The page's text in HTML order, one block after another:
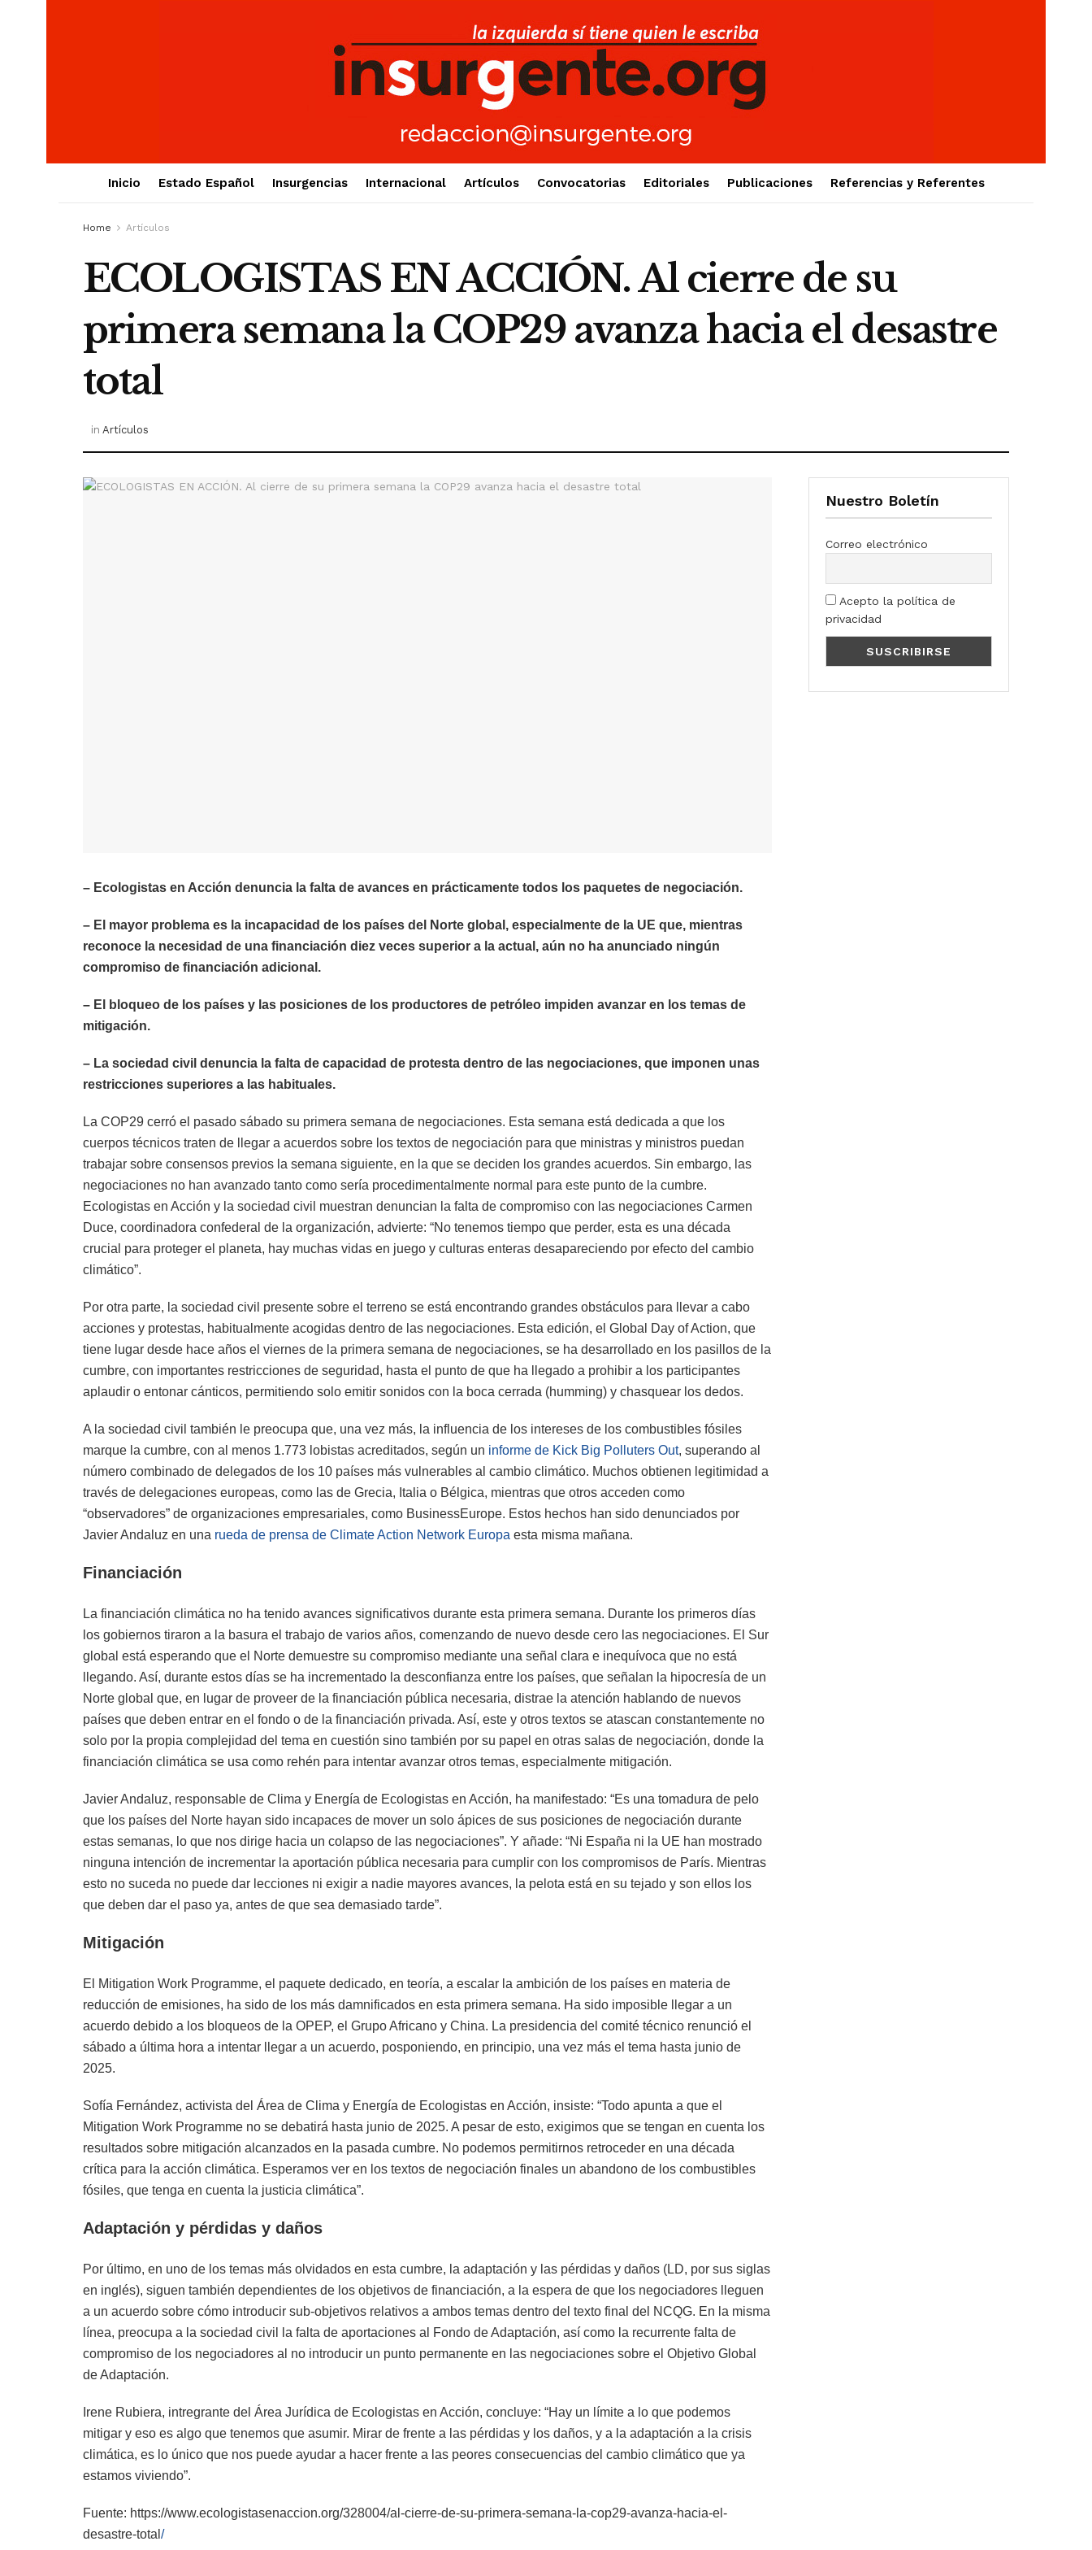
Inicio Estado Español Insurgencias Internacional Artículos Convocatorias Editoriales Publicaciones Referencias y Referentes
Home Artículos
ECOLOGISTAS EN ACCIÓN. Al cierre de su
primera semana la COP29 avanza hacia el desastre
total
in Artículos
– Ecologistas en Acción denuncia la falta de avances en prácticamente todos los paquetes de negociación.
– El mayor problema es la incapacidad de los países del Norte global, especialmente de la UE que, mientras
reconoce la necesidad de una financiación diez veces superior a la actual, aún no ha anunciado ningún
compromiso de financiación adicional.
– El bloqueo de los países y las posiciones de los productores de petróleo impiden avanzar en los temas de
mitigación.
– La sociedad civil denuncia la falta de capacidad de protesta dentro de las negociaciones, que imponen unas
restricciones superiores a las habituales.
La COP29 cerró el pasado sábado su primera semana de negociaciones. Esta semana está dedicada a que los
cuerpos técnicos traten de llegar a acuerdos sobre los textos de negociación para que ministras y ministros puedan
trabajar sobre consensos previos la semana siguiente, en la que se deciden los grandes acuerdos. Sin embargo, las
negociaciones no han avanzado tanto como sería procedimentalmente normal para este punto de la cumbre.
Ecologistas en Acción y la sociedad civil muestran denuncian la falta de compromiso con las negociaciones Carmen
Duce, coordinadora confederal de la organización, advierte: “No tenemos tiempo que perder, esta es una década
crucial para proteger el planeta, hay muchas vidas en juego y culturas enteras desapareciendo por efecto del cambio
climático”.
Por otra parte, la sociedad civil presente sobre el terreno se está encontrando grandes obstáculos para llevar a cabo
acciones y protestas, habitualmente acogidas dentro de las negociaciones. Esta edición, el Global Day of Action, que
tiene lugar desde hace años el viernes de la primera semana de negociaciones, se ha desarrollado en los pasillos de la
cumbre, con importantes restricciones de seguridad, hasta el punto de que ha llegado a prohibir a los participantes
aplaudir o entonar cánticos, permitiendo solo emitir sonidos con la boca cerrada (humming) y chasquear los dedos.
A la sociedad civil también le preocupa que, una vez más, la influencia de los intereses de los combustibles fósiles
marque la cumbre, con al menos 1.773 lobistas acreditados, según un informe de Kick Big Polluters Out, superando al
número combinado de delegados de los 10 países más vulnerables al cambio climático. Muchos obtienen legitimidad a
través de delegaciones europeas, como las de Grecia, Italia o Bélgica, mientras que otros acceden como
“observadores” de organizaciones empresariales, como BusinessEurope. Estos hechos han sido denunciados por
Javier Andaluz en una rueda de prensa de Climate Action Network Europa esta misma mañana.
Financiación
La financiación climática no ha tenido avances significativos durante esta primera semana. Durante los primeros días
los gobiernos tiraron a la basura el trabajo de varios años, comenzando de nuevo desde cero las negociaciones. El Sur
global está esperando que el Norte demuestre su compromiso mediante una señal clara e inequívoca que no está
llegando. Así, durante estos días se ha incrementado la desconfianza entre los países, que señalan la hipocresía de un
Norte global que, en lugar de proveer de la financiación pública necesaria, distrae la atención hablando de nuevos
países que deben entrar en el fondo o de la financiación privada. Así, este y otros textos se atascan constantemente no
solo por la propia complejidad del tema en cuestión sino también por su papel en otras salas de negociación, donde la
financiación climática se usa como rehén para intentar avanzar otros temas, especialmente mitigación.
Javier Andaluz, responsable de Clima y Energía de Ecologistas en Acción, ha manifestado: “Es una tomadura de pelo
que los países del Norte hayan sido incapaces de mover un solo ápices de sus posiciones de negociación durante
estas semanas, lo que nos dirige hacia un colapso de las negociaciones”. Y añade: “Ni España ni la UE han mostrado
ninguna intención de incrementar la aportación pública necesaria para cumplir con los compromisos de París. Mientras
esto no suceda no puede dar lecciones ni exigir a nadie mayores avances, la pelota está en su tejado y son ellos los
que deben dar el paso ya, antes de que sea demasiado tarde”.
Mitigación
El Mitigation Work Programme, el paquete dedicado, en teoría, a escalar la ambición de los países en materia de
reducción de emisiones, ha sido de los más damnificados en esta primera semana. Ha sido imposible llegar a un
acuerdo debido a los bloqueos de la OPEP, el Grupo Africano y China. La presidencia del comité técnico renunció el
sábado a última hora a intentar llegar a un acuerdo, posponiendo, en principio, una vez más el tema hasta junio de
2025.
Sofía Fernández, activista del Área de Clima y Energía de Ecologistas en Acción, insiste: “Todo apunta a que el
Mitigation Work Programme no se debatirá hasta junio de 2025. A pesar de esto, exigimos que se tengan en cuenta los
resultados sobre mitigación alcanzados en la pasada cumbre. No podemos permitirnos retroceder en una década
crítica para la acción climática. Esperamos ver en los textos de negociación finales un abandono de los combustibles
fósiles, que tenga en cuenta la justicia climática”.
Adaptación y pérdidas y daños
Por último, en uno de los temas más olvidados en esta cumbre, la adaptación y las pérdidas y daños (LD, por sus siglas
en inglés), siguen también dependientes de los objetivos de financiación, a la espera de que los negociadores lleguen
a un acuerdo sobre cómo introducir sub-objetivos relativos a ambos temas dentro del texto final del NCQG. En la misma
línea, preocupa a la sociedad civil la falta de aportaciones al Fondo de Adaptación, así como la recurrente falta de
compromiso de los negociadores al no introducir un punto permanente en las negociaciones sobre el Objetivo Global
de Adaptación.
Irene Rubiera, intregrante del Área Jurídica de Ecologistas en Acción, concluye: “Hay un límite a lo que podemos
mitigar y eso es algo que tenemos que asumir. Mirar de frente a las pérdidas y los daños, y a la adaptación a la crisis
climática, es lo único que nos puede ayudar a hacer frente a las peores consecuencias del cambio climático que ya
estamos viviendo”.
Fuente: https://www.ecologistasenaccion.org/328004/al-cierre-de-su-primera-semana-la-cop29-avanza-hacia-el-
desastre-total /
Nuestro Boletín
Correo electrónico
Acepto la política de
privacidad